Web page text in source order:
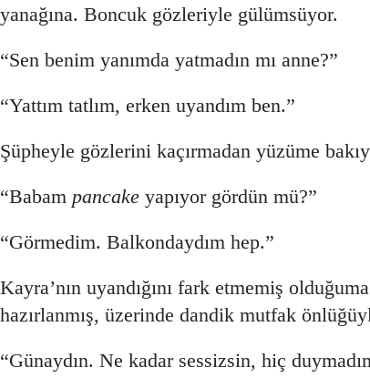
yanağına. Boncuk gözleriyle gülümsüyor.
“Sen benim yanımda yatmadın mı anne?”
“Yattım tatlım, erken uyandım ben.”
Şüpheyle gözlerini kaçırmadan yüzüme
“Babam pancake yapıyor gördün mü?”
“Görmedim. Balkondaydım hep.”
Kayra’nın uyandığını fark etmemiş
hazırlanmış, üzerinde dandik mutfak
“Günaydın. Ne kadar sessizsin, hiç